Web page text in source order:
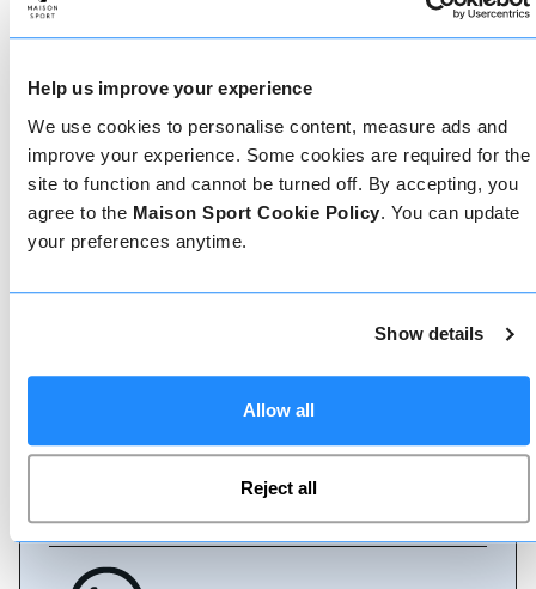
Help us improve your experience
We use cookies to personalise content, measure ads and
improve your experience. Some cookies are required for the
site to function and cannot be turned off. By accepting, you
agree to the Maison Sport Cookie Policy. You can update
your preferences anytime.
Show details
Allow all
Reject all
Come prenotare
Prenotare con noi non potrebbe essere più
semplice, il nostro team di esperti è sempre a
disposizione per aiutarvi: prenotate subito online
o parlate con il nostro team se avete bisogno di
assistenza.
Prenota online
Chiamaci
Chat dal vivo